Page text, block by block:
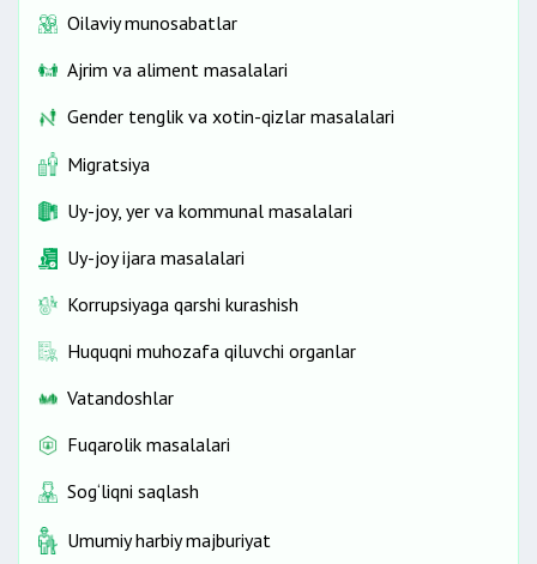
Oilaviy munosabatlar
Ajrim va aliment masalalari
Gender tenglik va xotin-qizlar masalalari
Migratsiya
Uy-joy, yer va kommunal masalalari
Uy-joy ijara masalalari
Korrupsiyaga qarshi kurashish
Huquqni muhozafa qiluvchi organlar
Vatandoshlar
Fuqarolik masalalari
Sog‘liqni saqlash
Umumiy harbiy majburiyat